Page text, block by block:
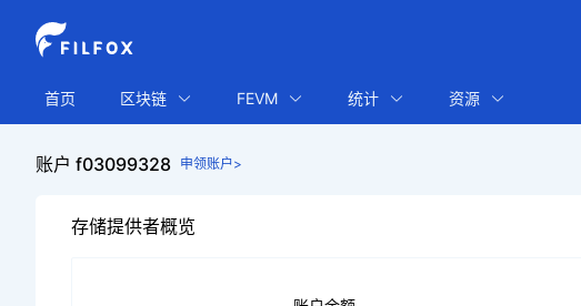
首页 区块链 FEVM 统计 资源
账户 f03099328 申领账户>
存储提供者概览